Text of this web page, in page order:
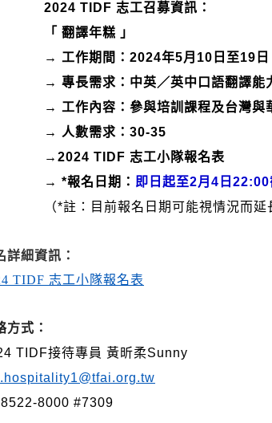
2024 TIDF 志工召募資訊：
「 翻譯年糕 」
→ 工作期間：2024年5月10日至19日
→ 專長需求：中英／英中口語翻譯能
→ 工作內容：參與培訓課程及台灣與
→ 人數需求：30-35
→2024 TIDF 志工小隊報名表
→ *報名日期： 即日起至2月4日22:00
（*註：目前報名日期可能視情況而延
詳細資訊：
TIDF 志工小隊報名表
方式：
TIDF接待專員 黃昕柔Sunny
8000 #7309